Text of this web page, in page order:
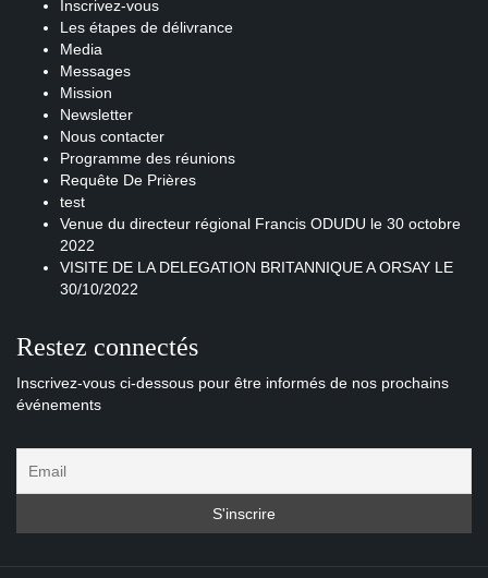
Inscrivez-vous
Les étapes de délivrance
Media
Messages
Mission
Newsletter
Nous contacter
Programme des réunions
Requête De Prières
test
Venue du directeur régional Francis ODUDU le 30 octobre
2022
VISITE DE LA DELEGATION BRITANNIQUE A ORSAY LE
30/10/2022
Restez connectés
Inscrivez-vous ci-dessous pour être informés de nos prochains
événements